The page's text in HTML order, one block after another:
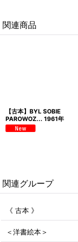
関連商品
【古本】BYL SOBIE
PAROWOZ... 1961年
関連グループ
《 古本 》
＜洋書絵本＞